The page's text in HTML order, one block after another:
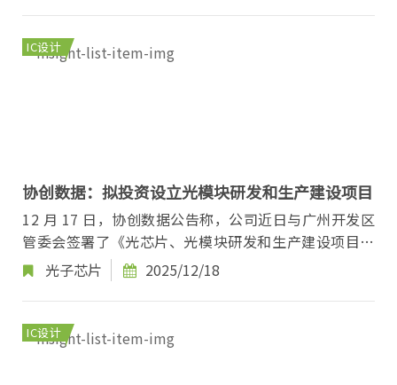
IC设计
协创数据：拟投资设立光模块研发和生产建设项目
12 月 17 日，协创数据公告称，公司近日与广州开发区
管委会签署了《光芯片、光模块研发和生产建设项目合
作协议书》。 协创数据将在广州开发区搭建...
光子芯片 2025/12/18
IC设计